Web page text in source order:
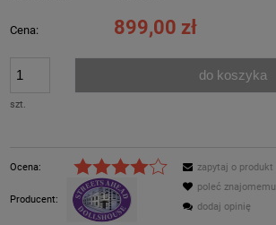
Cena: 899,00 zł
szt.
do koszyka
Ocena:
Producent:
zapytaj o produkt
poleć znajomemu
dodaj opinię